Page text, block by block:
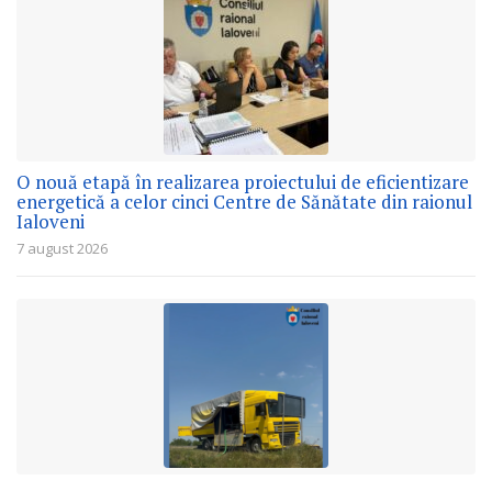
O nouă etapă în realizarea proiectului de eficientizare
energetică a celor cinci Centre de Sănătate din raionul
Ialoveni
7 august 2026